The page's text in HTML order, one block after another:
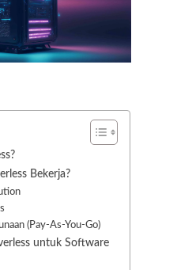
Bekerja?
(Pay-As-You-Go)
untuk Software